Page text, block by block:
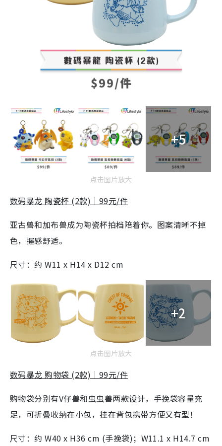
+5
点击图片放大
数码暴龙 陶瓷杯 (2款)｜99元/件
亚古兽和加布兽成为陶瓷杯拍档陪着你。图案清晰不掉
色，握感舒适。
尺寸：约 W11 x H14 x D12 cm
+2
点击图片放大
数码暴龙 购物袋 (2款)｜99元/件
购物袋分别有V仔兽和虫虫兽两款设计，手挽袋容量充
足，可折叠收纳在小包，挂在背包携带方便又有型！
尺寸：约 W40 x H36 cm (手挽袋)；W11.1 x H14.7 cm